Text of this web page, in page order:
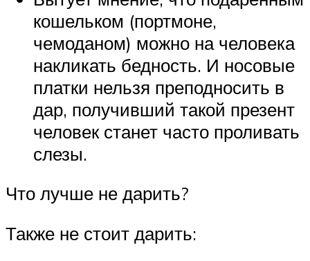
кошельком (портмоне,
чемоданом) можно на человека
накликать бедность. И носовые
платки нельзя преподносить в
дар, получивший такой презент
человек станет часто проливать
слезы.
Что лучше не дарить?
Также не стоит дарить: